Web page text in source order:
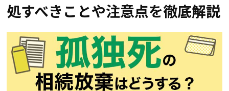
処すべきことや注意点を徹底解説